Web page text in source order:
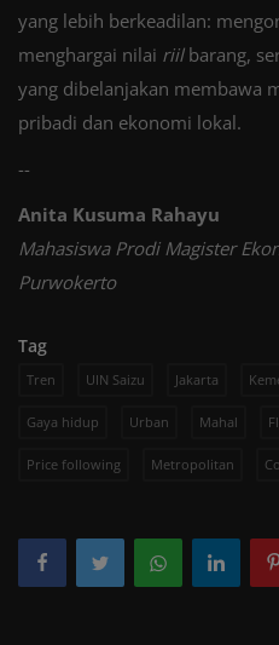
yang lebih berkeadilan:
menghargai nilai riilbarang,
yang dibelanjakan membawa
pribadi dan ekonomi lokal.
--
Anita Kusuma Rahayu
Mahasiswa Prodi Magister
Purwokerto
Tag
Tren UIN Saizu Jakarta
Gaya hidup Urban Mahal
Price following Metropolitan